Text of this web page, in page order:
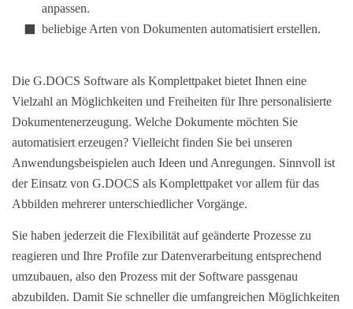
anpassen.
beliebige Arten von Dokumenten automatisiert erstellen.
Die G.DOCS Software als Komplettpaket bietet Ihnen eine
Vielzahl an Möglichkeiten und Freiheiten für Ihre personalisierte
Dokumentenerzeugung. Welche Dokumente möchten Sie
automatisiert erzeugen? Vielleicht finden Sie bei unseren
Anwendungsbeispielen auch Ideen und Anregungen. Sinnvoll ist
der Einsatz von G.DOCS als Komplettpaket vor allem für das
Abbilden mehrerer unterschiedlicher Vorgänge.
Sie haben jederzeit die Flexibilität auf geänderte Prozesse zu
reagieren und Ihre Profile zur Datenverarbeitung entsprechend
umzubauen, also den Prozess mit der Software passgenau
abzubilden. Damit Sie schneller die umfangreichen Möglichkeiten